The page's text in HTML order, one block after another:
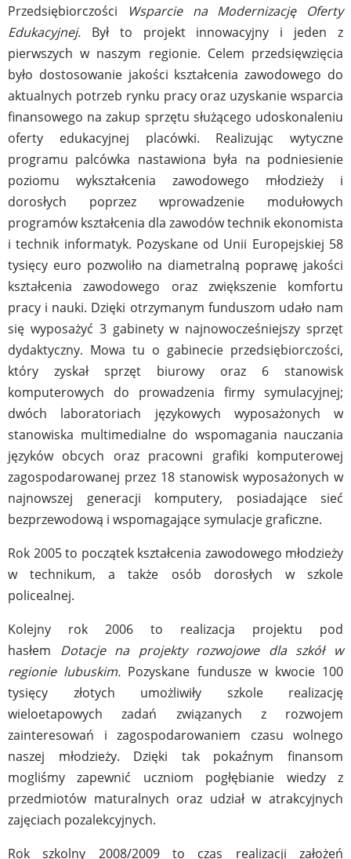
Przedsiębiorczości
Wsparcie na Modernizację Oferty
Edukacyjnej. Był to projekt innowacyjny i jeden z
pierwszych w naszym regionie. Celem przedsięwzięcia
było dostosowanie jakości kształcenia zawodowego do
aktualnych potrzeb rynku pracy oraz uzyskanie wsparcia
finansowego na zakup sprzętu służącego udoskonaleniu
oferty edukacyjnej placówki. Realizując wytyczne
programu palcówka nastawiona była na podniesienie
poziomu wykształcenia zawodowego młodzieży i
dorosłych poprzez wprowadzenie modułowych
programów kształcenia dla zawodów technik ekonomista
i technik informatyk. Pozyskane od Unii Europejskiej 58
tysięcy euro pozwoliło na diametralną poprawę jakości
kształcenia zawodowego oraz zwiększenie komfortu
pracy i nauki. Dzięki otrzymanym funduszom udało nam
się wyposażyć 3 gabinety w najnowocześniejszy sprzęt
dydaktyczny. Mowa tu o gabinecie przedsiębiorczości,
który zyskał sprzęt biurowy oraz 6 stanowisk
komputerowych do prowadzenia firmy symulacyjnej;
dwóch laboratoriach językowych wyposażonych w
stanowiska multimedialne do wspomagania nauczania
języków obcych oraz pracowni grafiki komputerowej
zagospodarowanej przez 18 stanowisk wyposażonych w
najnowszej generacji komputery, posiadające sieć
bezprzewodową i wspomagające symulacje graficzne.
Rok 2005 to początek kształcenia zawodowego młodzieży
w technikum, a także osób dorosłych w szkole
policealnej.
Kolejny rok 2006 to realizacja projektu pod
hasłem Dotacje na projekty rozwojowe dla szkół w
regionie lubuskim. Pozyskane fundusze w kwocie 100
tysięcy złotych umożliwiły szkole realizację
wieloetapowych zadań związanych z rozwojem
zainteresowań i zagospodarowaniem czasu wolnego
naszej młodzieży. Dzięki tak pokaźnym finansom
mogliśmy zapewnić uczniom pogłębianie wiedzy z
przedmiotów maturalnych oraz udział w atrakcyjnych
zajęciach pozalekcyjnych.
Rok szkolny 2008/2009 to czas realizacji założeń